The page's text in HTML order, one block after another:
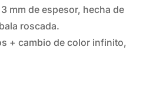
mm de espesor, hecha de
roscada.
+ cambio de color infinito,